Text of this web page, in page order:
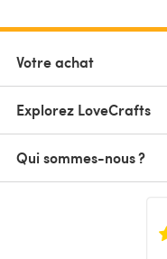
Votre achat
Explorez LoveCrafts
Qui sommes-nous ?